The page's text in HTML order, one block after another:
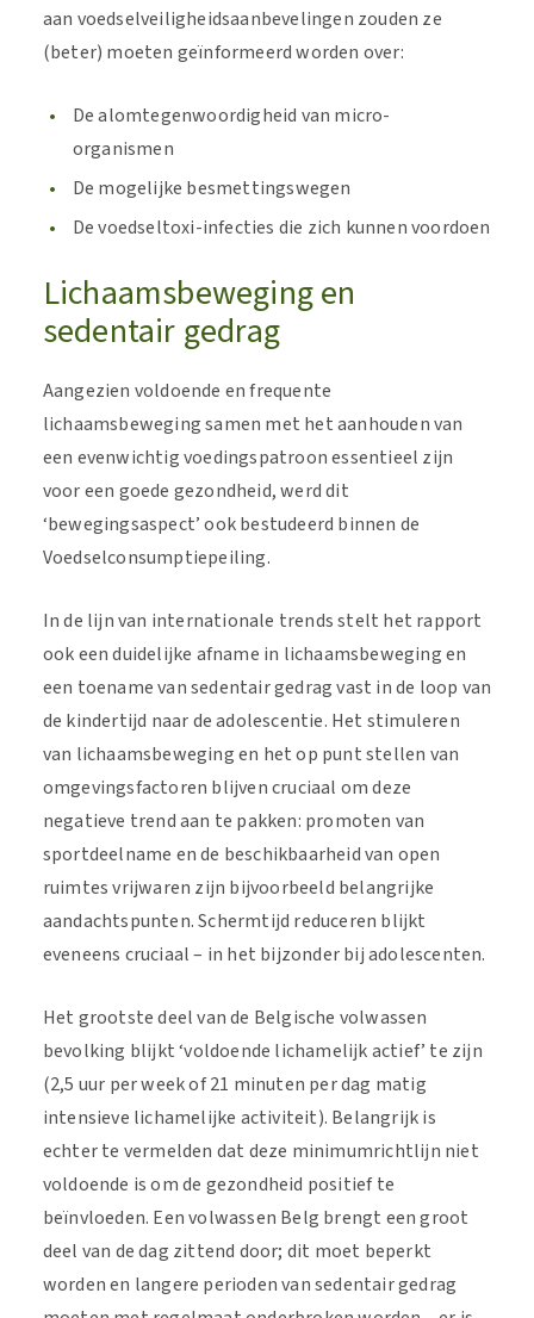
aan voedselveiligheidsaanbevelingen zouden ze
(beter) moeten geïnformeerd worden over:
De alomtegenwoordigheid van micro-
organismen
De mogelijke besmettingswegen
De voedseltoxi-infecties die zich kunnen voordoen
Lichaamsbeweging en
sedentair gedrag
Aangezien voldoende en frequente
lichaamsbeweging samen met het aanhouden van
een evenwichtig voedingspatroon essentieel zijn
voor een goede gezondheid, werd dit
‘bewegingsaspect’ ook bestudeerd binnen de
Voedselconsumptiepeiling.
In de lijn van internationale trends stelt het rapport
ook een duidelijke afname in lichaamsbeweging en
een toename van sedentair gedrag vast in de loop van
de kindertijd naar de adolescentie. Het stimuleren
van lichaamsbeweging en het op punt stellen van
omgevingsfactoren blijven cruciaal om deze
negatieve trend aan te pakken: promoten van
sportdeelname en de beschikbaarheid van open
ruimtes vrijwaren zijn bijvoorbeeld belangrijke
aandachtspunten. Schermtijd reduceren blijkt
eveneens cruciaal – in het bijzonder bij adolescenten.
Het grootste deel van de Belgische volwassen
bevolking blijkt ‘voldoende lichamelijk actief’ te zijn
(2,5 uur per week of 21 minuten per dag matig
intensieve lichamelijke activiteit). Belangrijk is
echter te vermelden dat deze minimumrichtlijn niet
voldoende is om de gezondheid positief te
beïnvloeden. Een volwassen Belg brengt een groot
deel van de dag zittend door; dit moet beperkt
worden en langere perioden van sedentair gedrag